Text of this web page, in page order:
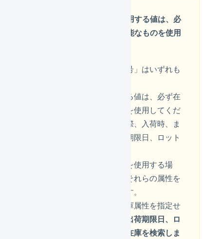
物理在庫属性として使用する値は、必
ず在庫の外装で識別可能なものを使用
「出荷期限日」「ロット番号」はいずれも
物理在庫属性として使用する値は、必ず在
庫の外装で識別可能なものを使用してくだ
さい。なぜなら在庫操作の際、入荷時、ま
たは変換時に使用した出荷期限日、ロット
これら任意の物理在庫属性を使用する場
合、在庫操作の際も正確にそれらの属性を
指定して行う必要があります。
ロケーション以外の物理在庫属性を指定せ
出荷期限日、ロ
ット番号を指定していない在庫を検索しま